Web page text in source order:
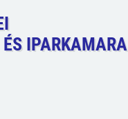
ÉS IPARKAMARA